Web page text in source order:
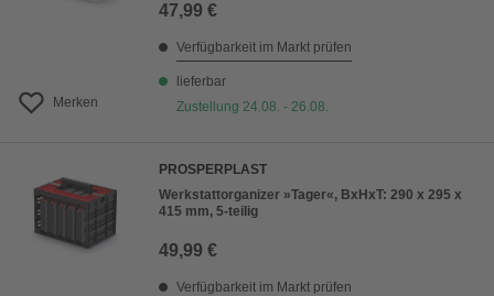
Merken
47,99 €
Verfügbarkeit im Markt prüfen
lieferbar
Zustellung 24.08. - 26.08.
PROSPERPLAST
Werkstattorganizer »Tager«, BxHxT: 290 x 295 x
415 mm, 5-teilig
49,99 €
Verfügbarkeit im Markt prüfen